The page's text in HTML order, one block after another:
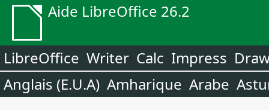
Aide LibreOffice 26.2
LibreOffice Writer Calc Impress
Anglais (E.U.A) Amharique Arabe